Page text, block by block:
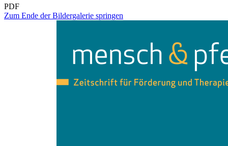
PDF
Zum Ende der Bildergalerie springen